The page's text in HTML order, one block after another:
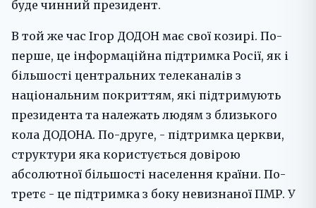
буде чинний президент.
В той же час Ігор ДОДОН має свої козирі. По-
перше, це інформаційна підтримка Росії, як і
більшості центральних телеканалів з
національним покриттям, які підтримують
президента та належать людям з близького
кола ДОДОНА. По-друге, - підтримка церкви,
структури яка користується довірою
абсолютної більшості населення країни. По-
третє - це підтримка з боку невизнаної ПМР. У